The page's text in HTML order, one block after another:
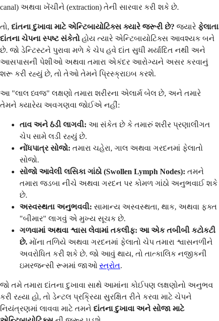
canal) અથવા ખેંચીને (extraction) તેની સારવાર કરી શકે છે.
તો, દાંતના દુખાવા માટે એન્ટિબાયોટિક્સ ક્યારે જરૂરી છે? જ્યારે ફેલાતા
દાંતના ચેપના સ્પષ્ટ સંકેતો હોય ત્યારે એન્ટિબાયોટિક્સ આવશ્યક બને
છે. જો ડેન્ટિસ્ટને પુરાવા મળે કે ચેપ હવે દાંત સુધી મર્યાદિત નથી અને
આસપાસની પેશીઓ અથવા તમારા એકંદર આરોગ્યને અસર કરવાનું
શરૂ કરી રહ્યું છે, તો તેઓ તેમને પ્રિસ્ક્રાઇબ કરશે.
આ "લાલ ધ્વજ" લક્ષણો તમારા શરીરના એલાર્મ બેલ છે, અને તમારે
તેમને ક્યારેય અવગણવા જોઈએ નહીં:
તાવ અને ઠંડી લાગવી: આ સંકેત છે કે તમારું શરીર પ્રણાલીગત
ચેપ સામે લડી રહ્યું છે.
નોંધપાત્ર સોજો: તમારા ચહેરા, ગાલ અથવા ગરદનમાં ફેલાતો
સોજો.
સોજો આવેલી લસિકા ગાંઠો (Swollen Lymph Nodes): તમને
તમારા જડબા નીચે અથવા ગરદન પર કોમળ ગાંઠો અનુભવાઈ શકે
છે.
અસ્વસ્થતા અનુભવવી: સામાન્ય અસ્વસ્થતા, થાક, અથવા ફક્ત
"બીમાર" લાગવું એ મુખ્ય સૂચક છે.
ગળવામાં અથવા શ્વાસ લેવામાં તકલીફ: આ એક તબીબી કટોકટી
છે. મોંના તળિયે અથવા ગરદનમાં ફેલાતો ચેપ તમારા શ્વાસનળીને
અવરોધિત કરી શકે છે. જો આવું થાય, તો તાત્કાલિક નજીકની
ઇમરજન્સી રૂમમાં જાઓ સ્ત્રોત.
જો તમે તમારા દાંતના દુખાવા સાથે આમાંના કોઈપણ લક્ષણોનો અનુભવ
કરી રહ્યા હો, તો ડેન્ટલ પ્રક્રિયા સુરક્ષિત રીતે કરવા માટે ચેપને
નિયંત્રણમાં લાવવા માટે તમને દાંતના દુખાવા અને સોજા માટે